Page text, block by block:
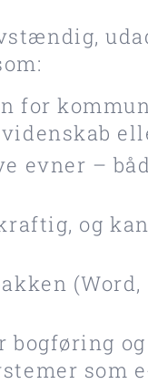
for
evner –
og
(Word,
bogføring
som